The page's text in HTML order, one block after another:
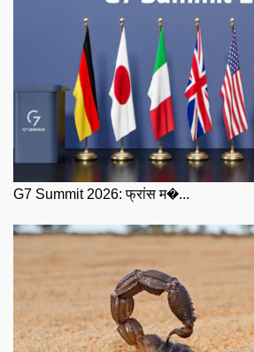
G7 Summit 2026: फ्रांस म�...